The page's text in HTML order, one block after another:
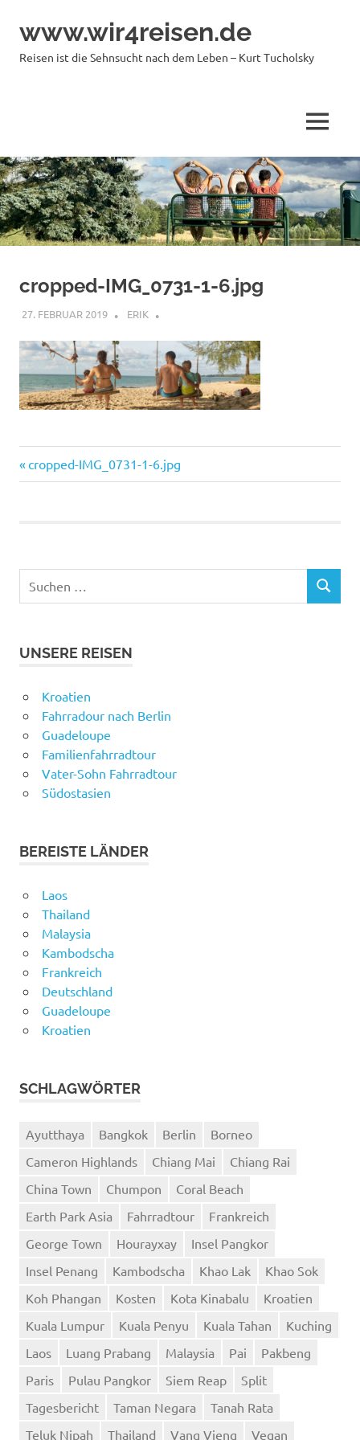
Inhaltwww.wir4reisen.de
Reisen ist die Sehnsucht nach dem Leben – Kurt Tucholsky
MENÜ
cropped-IMG_0731-1-6.jpg
27. FEBRUAR 2019 ERIK
Beitragsnavigation
Vorheriger
Beitrag:
cropped-IMG_0731-1-6.jpg
nach:
SUCHEN
UNSERE REISEN
Kroatien
Fahrradour nach Berlin
Guadeloupe
Familienfahrradtour
Vater-Sohn Fahrradtour
Südostasien
BEREISTE LÄNDER
Laos
Thailand
Malaysia
Kambodscha
Frankreich
Deutschland
Guadeloupe
Kroatien
SCHLAGWÖRTER
Ayutthaya Bangkok Berlin
Borneo
Cameron Highlands
Chiang Mai
Chiang Rai
China Town
Chumpon
Coral Beach
Earth Park Asia
Fahrradtour
Frankreich
George Town
Hourayxay
Insel Pangkor
Insel Penang
Kambodscha Khao Lak
Khao Sok
Koh Phangan
Kosten Kota Kinabalu
Kroatien
Kuala Lumpur
Kuala Penyu Kuala Tahan
Kuching
Laos
Luang Prabang Malaysia Pai
Pakbeng
Paris
Pulau Pangkor Siem Reap
Split
Tagesbericht
Taman Negara
Tanah Rata
Teluk Nipah
Thailand Vang Vieng Vegan